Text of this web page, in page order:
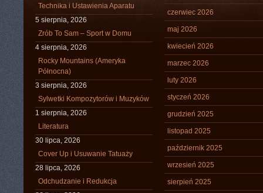
Technika i Ustawienia Aparatu
5 sierpnia, 2026
Zrób To Sam – Sport w Domu
4 sierpnia, 2026
Rocky Mountains (Ameryka
Północna)
3 sierpnia, 2026
Sylwetki Kompozytorów i Muzyków
1 sierpnia, 2026
Literatura
30 lipca, 2026
Cover Up i Usuwanie Tatuaży
28 lipca, 2026
Odchudzanie i Redukcja
czerwiec 2026
maj 2026
kwiecień 2026
marzec 2026
luty 2026
styczeń 2026
grudzień 2025
listopad 2025
październik 2025
wrzesień 2025
sierpień 2025